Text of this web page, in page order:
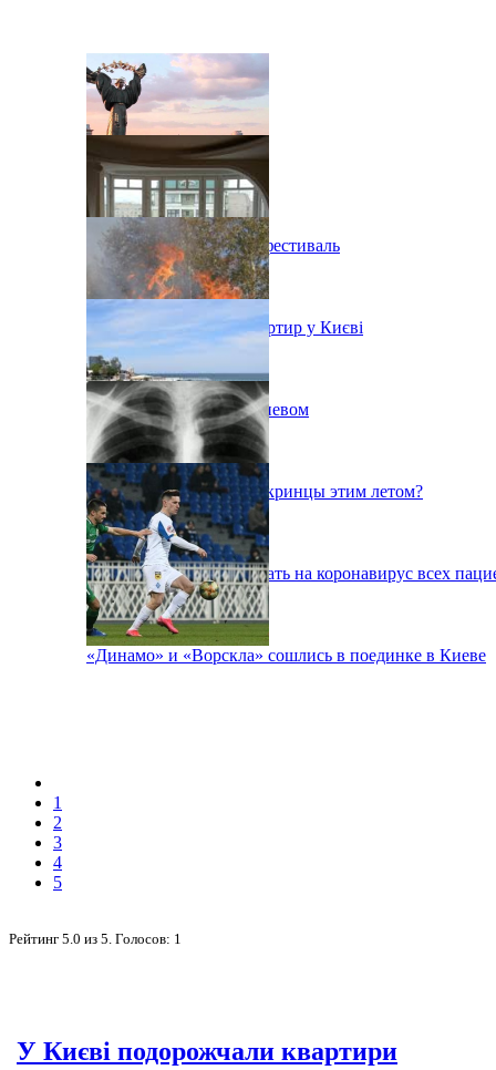
В Киеве состоится эко-фестиваль
Ситуація з орендою квартир у Києві
Пожар на свалке под Киевом
Куда поедут отдыхать укринцы этим летом?
В Киеве будут тестировать на коронавирус всех
«Динамо» и «Ворскла» сошлись в поединке в Киеве
1
2
3
4
5
Рейтинг 5.0 из 5 . Голосов: 1
У Києві подорожчали квартири